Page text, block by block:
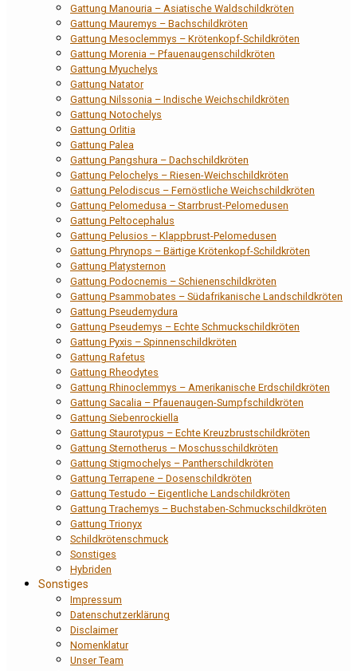
Gattung Manouria – Asiatische Waldschildkröten
Gattung Mauremys – Bachschildkröten
Gattung Mesoclemmys – Krötenkopf-Schildkröten
Gattung Morenia – Pfauenaugenschildkröten
Gattung Myuchelys
Gattung Natator
Gattung Nilssonia – Indische Weichschildkröten
Gattung Notochelys
Gattung Orlitia
Gattung Palea
Gattung Pangshura – Dachschildkröten
Gattung Pelochelys – Riesen-Weichschildkröten
Gattung Pelodiscus – Fernöstliche Weichschildkröten
Gattung Pelomedusa – Starrbrust-Pelomedusen
Gattung Peltocephalus
Gattung Pelusios – Klappbrust-Pelomedusen
Gattung Phrynops – Bärtige Krötenkopf-Schildkröten
Gattung Platysternon
Gattung Podocnemis – Schienenschildkröten
Gattung Psammobates – Südafrikanische Landschildkröten
Gattung Pseudemydura
Gattung Pseudemys – Echte Schmuckschildkröten
Gattung Pyxis – Spinnenschildkröten
Gattung Rafetus
Gattung Rheodytes
Gattung Rhinoclemmys – Amerikanische Erdschildkröten
Gattung Sacalia – Pfauenaugen-Sumpfschildkröten
Gattung Siebenrockiella
Gattung Staurotypus – Echte Kreuzbrustschildkröten
Gattung Sternotherus – Moschusschildkröten
Gattung Stigmochelys – Pantherschildkröten
Gattung Terrapene – Dosenschildkröten
Gattung Testudo – Eigentliche Landschildkröten
Gattung Trachemys – Buchstaben-Schmuckschildkröten
Gattung Trionyx
Schildkrötenschmuck
Sonstiges
Hybriden
Sonstiges
Impressum
Datenschutzerklärung
Disclaimer
Nomenklatur
Unser Team